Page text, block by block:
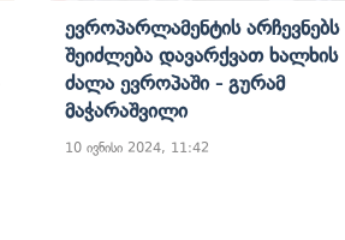
Ევროპარლამენტის Არჩევნებს
Შეიძლება Დავარქვათ Ხალხის
Ძალა Ევროპაში - Გურამ
Მაჭარაშვილი
10 ივნისი 2024, 11:42